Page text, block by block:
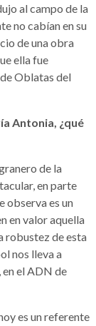
al campo de la
no cabían en su
de una obra
ella fue
Oblatas del
Antonia, ¿qué
de la
en parte
observa es un
en valor aquella
robustez de esta
nos lleva a
en el ADN de
es un referente